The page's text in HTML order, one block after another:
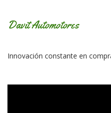
Davit Automotores
Innovación constante en